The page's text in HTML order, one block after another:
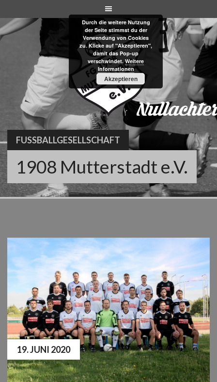
to
content
FUSSBALLGESELLSCHAFT
1908 Mutterstadt e.V.
19. JUNI 2020
Durch die weitere Nutzung
der Seite stimmst du der
Verwendung von Cookies
zu. Klicke auf "Akzeptieren",
damit das Pop-up
verschwindet.Weitere
Informationen
Akzeptieren